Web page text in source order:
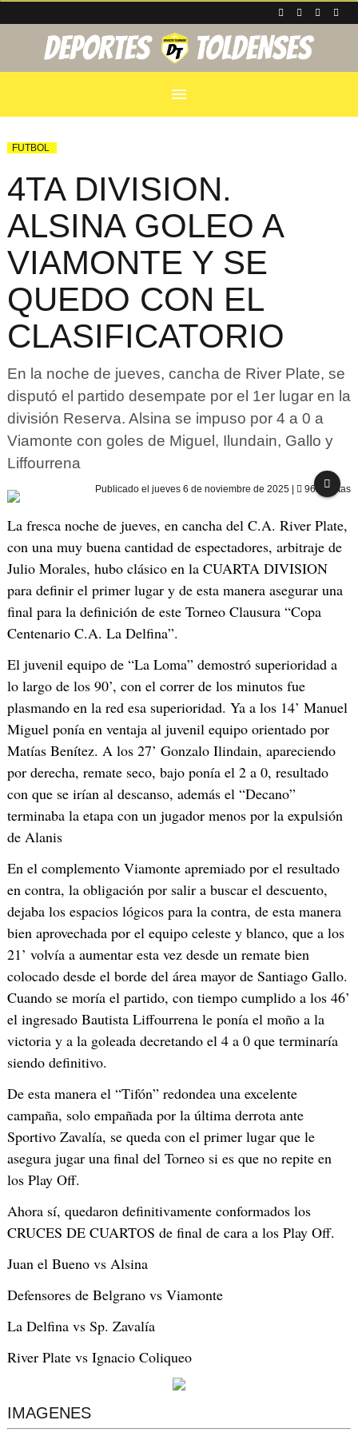
menu
FUTBOL
4TA DIVISION.
ALSINA GOLEO A
VIAMONTE Y SE
QUEDO CON EL
CLASIFICATORIO
En la noche de jueves, cancha de River Plate, se
disputó el partido desempate por el 1er lugar en la
división Reserva. Alsina se impuso por 4 a 0 a
Viamonte con goles de Miguel, Ilundain, Gallo y
Liffourrena
Publicado el jueves 6 de noviembre de 2025 965 visitas
La fresca noche de jueves, en cancha del C.A. River Plate,
con una muy buena cantidad de espectadores, arbitraje de
Julio Morales, hubo clásico en la CUARTA DIVISION
para definir el primer lugar y de esta manera asegurar una
final para la definición de este Torneo Clausura “Copa
Centenario C.A. La Delfina”.
El juvenil equipo de “La Loma” demostró superioridad a
lo largo de los 90’, con el correr de los minutos fue
plasmando en la red esa superioridad. Ya a los 14’ Manuel
Miguel ponía en ventaja al juvenil equipo orientado por
Matías Benítez. A los 27’ Gonzalo Ilindain, apareciendo
por derecha, remate seco, bajo ponía el 2 a 0, resultado
con que se irían al descanso, además el “Decano”
terminaba la etapa con un jugador menos por la expulsión
de Alanis
En el complemento Viamonte apremiado por el resultado
en contra, la obligación por salir a buscar el descuento,
dejaba los espacios lógicos para la contra, de esta manera
bien aprovechada por el equipo celeste y blanco, que a los
21’ volvía a aumentar esta vez desde un remate bien
colocado desde el borde del área mayor de Santiago Gallo.
Cuando se moría el partido, con tiempo cumplido a los 46’
el ingresado Bautista Liffourrena le ponía el moño a la
victoria y a la goleada decretando el 4 a 0 que terminaría
siendo definitivo.
De esta manera el “Tifón” redondea una excelente
campaña, solo empañada por la última derrota ante
Sportivo Zavalía, se queda con el primer lugar que le
asegura jugar una final del Torneo si es que no repite en
los Play Off.
Ahora sí, quedaron definitivamente conformados los
CRUCES DE CUARTOS de final de cara a los Play Off.
Juan el Bueno vs Alsina
Defensores de Belgrano vs Viamonte
La Delfina vs Sp. Zavalía
River Plate vs Ignacio Coliqueo
IMAGENES